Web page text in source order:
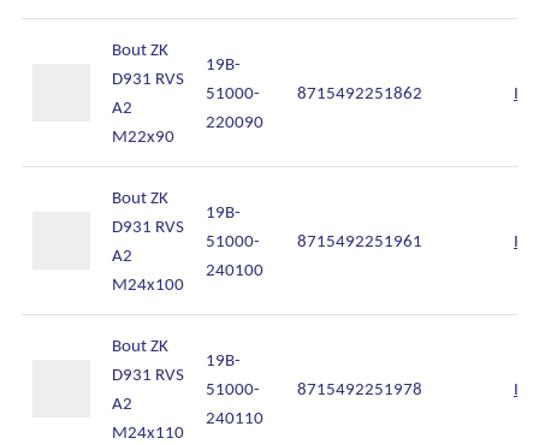
Bout ZK
D931 RVS
A2
M22x90
19B-
51000-
220090
8715492251862
Bout ZK
D931 RVS
A2
M24x100
19B-
51000-
240100
8715492251961
Bout ZK
D931 RVS
A2
M24x110
19B-
51000-
240110
8715492251978